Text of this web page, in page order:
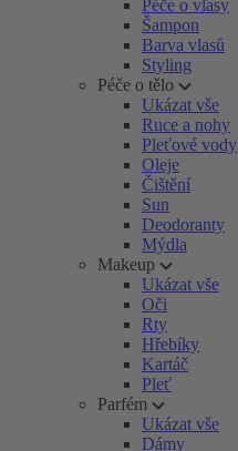
Péče o vlasy
Šampon
Barva vlasů
Styling
Péče o tělo
Ukázat vše
Ruce a nohy
Pleťové vody
Oleje
Čištění
Sun
Deodoranty
Mýdla
Makeup
Ukázat vše
Oči
Rty
Hřebíky
Kartáč
Pleť
Parfém
Ukázat vše
Dámy